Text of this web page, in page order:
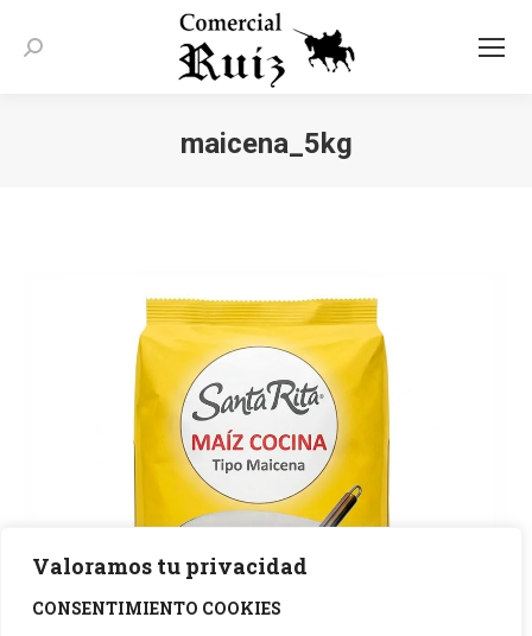
Valoramos tu privacidad
CONSENTIMIENTO COOKIES
Buscar:
maicena_5kg